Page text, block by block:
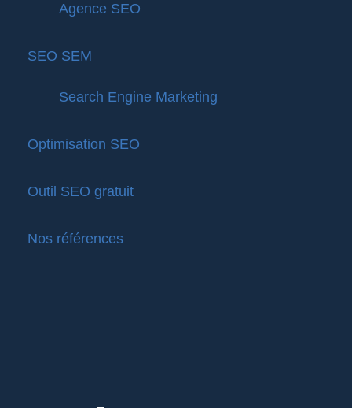
Agence SEO
SEO SEM
Search Engine Marketing
Optimisation SEO
Outil SEO gratuit
Nos références